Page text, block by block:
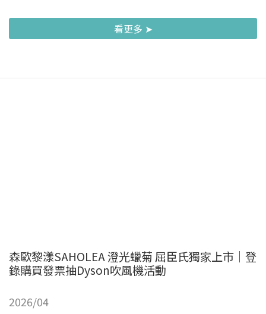
看更多 ➤
森歐黎漾SAHOLEA 澄光蠟菊 屈臣氏獨家上市｜登
錄購買發票抽Dyson吹風機活動
2026/04